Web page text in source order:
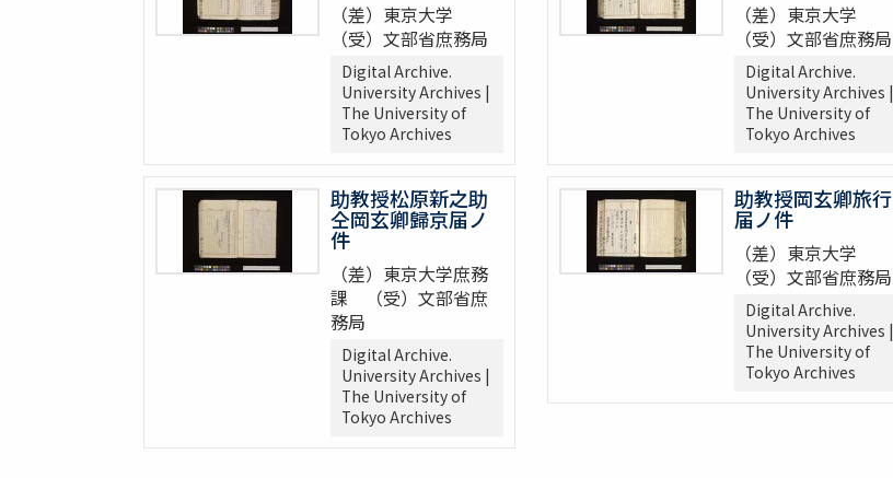
（差）東京大学
（受）文部省庶務局
Digital Archive.
University Archives |
The University of
Tokyo Archives
（差）東京大学
（受）文部省庶務局
Digital Archive.
University Archives |
The University of
Tokyo Archives
助教授松原新之助
仝岡玄卿歸京届ノ
件
（差）東京大学庶務
課 （受）文部省庶
務局
Digital Archive.
University Archives |
The University of
Tokyo Archives
助教授岡玄卿旅行
届ノ件
（差）東京大学
（受）文部省庶務局
Digital Archive.
University Archives |
The University of
Tokyo Archives